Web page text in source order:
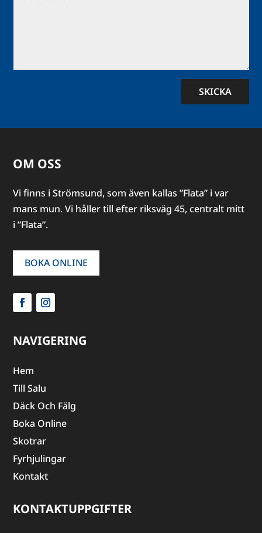
SKICKA
OM OSS
Vi finns i Strömsund, som även kallas ”Flata” i var
mans mun. Vi håller till efter riksväg 45, centralt mitt
i ”Flata”.
BOKA ONLINE
NAVIGERING
Hem
Till Salu
Däck Och Fälg
Boka Online
Skotrar
Fyrhjulingar
Kontakt
KONTAKTUPPGIFTER